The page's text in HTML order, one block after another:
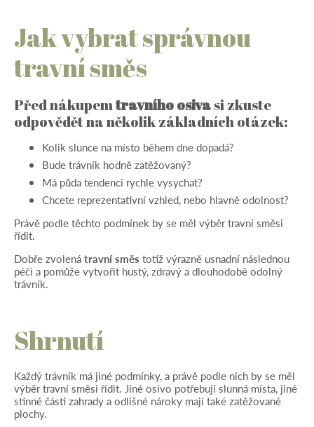
Jak vybrat správnou
travní směs
Před nákupemtravního osivasi zkuste
odpovědět na několik základních otázek:
Kolik slunce na místo během dne dopadá?
Bude trávník hodně zatěžovaný?
Má půda tendenci rychle vysychat?
Chcete reprezentativní vzhled, nebo hlavně odolnost?
Právě podle těchto podmínek by se měl výběr travní směsi
řídit.
Dobře zvolenátravní směs totiž výrazně usnadní následnou
péči a pomůže vytvořit hustý, zdravý a dlouhodobě odolný
trávník.
Shrnutí
Každý trávník má jiné podmínky, a právě podle nich by se měl
výběr travní směsi řídit. Jiné osivo potřebují slunná místa, jiné
stinné části zahrady a odlišné nároky mají také zatěžované
plochy.